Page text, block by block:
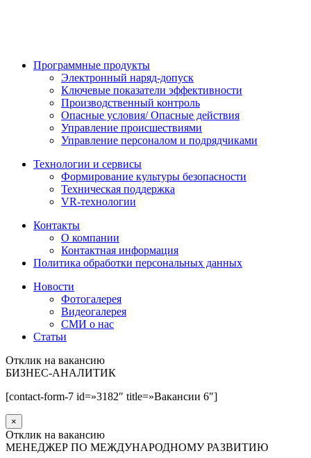
Программные продукты
Электронный наряд-допуск
Ключевые показатели эффективности
Производственный контроль
Опасные условия/ Опасные действия
Управление происшествиями
Управление персоналом и подрядчиками
Технологии и сервисы
Формирование культуры безопасности
Техническая поддержка
VR-технологии
Контакты
О компании
Контактная информация
Политика обработки персональных данных
Новости
Фотогалерея
Видеогалерея
СМИ о нас
Статьи
Отклик на вакансию
БИЗНЕС-АНАЛИТИК
[contact-form-7 id=»3182″ title=»Вакансии 6″]
×
Отклик на вакансию
МЕНЕДЖЕР ПО МЕЖДУНАРОДНОМУ РАЗВИТИЮ